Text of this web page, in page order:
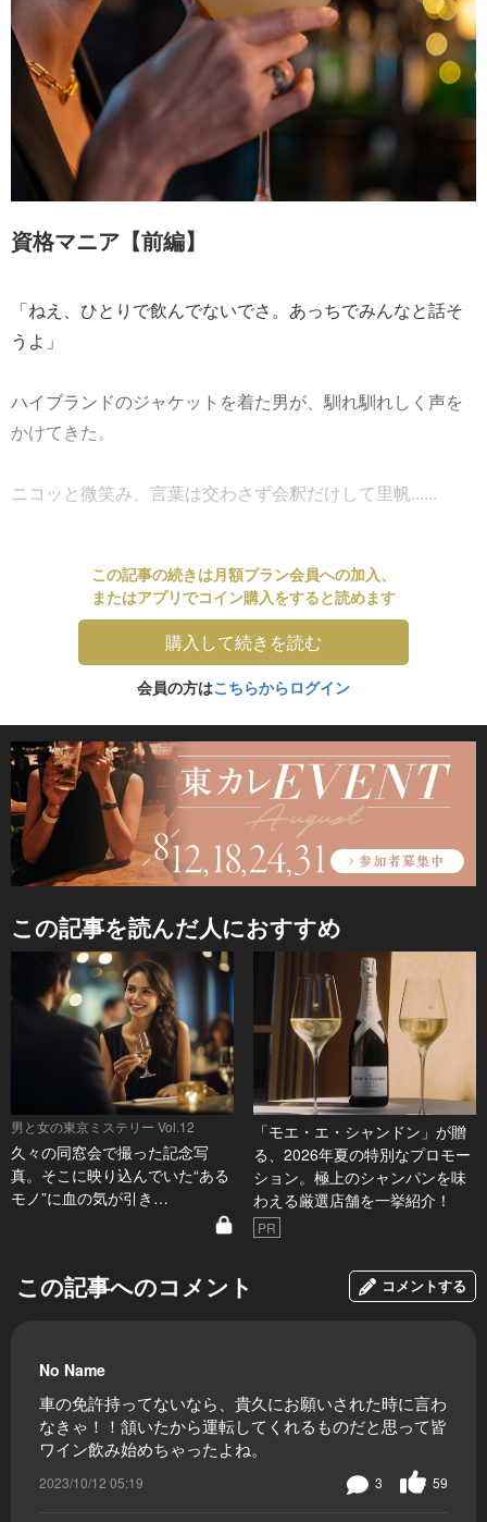
資格マニア【前編】
「ねえ、ひとりで飲んでないでさ。あっちでみんなと話そ
うよ」
ハイブランドのジャケットを着た男が、馴れ馴れしく声を
かけてきた。
ニコッと微笑み、言葉は交わさず会釈だけして里帆......
この記事の続きは月額プラン会員への加入、
またはアプリでコイン購入をすると読めます
購入して続きを読む
会員の方はこちらからログイン
この記事を読んだ人におすすめ
男と女の東京ミステリー Vol.12
久々の同窓会で撮った記念写
真。そこに映り込んでいた“ある
モノ”に血の気が引き…
「モエ・エ・シャンドン」が贈
る、2026年夏の特別なプロモー
ション。極上のシャンパンを味
わえる厳選店舗を一挙紹介！
PR
この記事へのコメント コメントする
No Name
車の免許持ってないなら、貴久にお願いされた時に言わ
なきゃ！！頷いたから運転してくれるものだと思って皆
ワイン飲み始めちゃったよね。
2023/10/12 05:19 59
3